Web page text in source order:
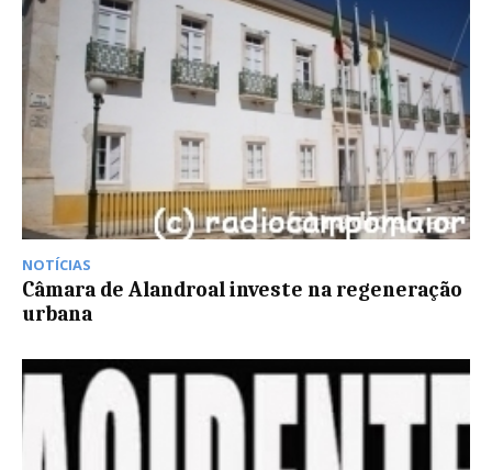
NOTÍCIAS
Câmara de Alandroal investe na regeneração
urbana